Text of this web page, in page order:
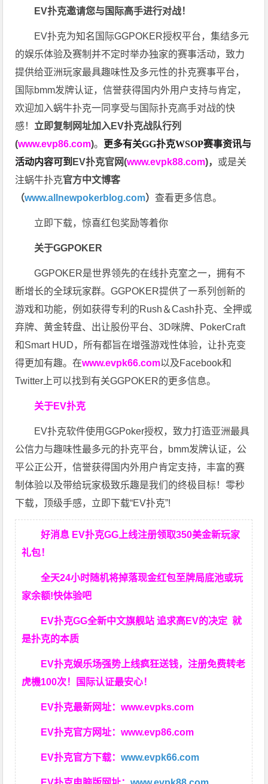
EV扑克邀请您与国际高手进行对战！
EV扑克为知名国际GGPOKER授权平台，集结多元
的娱乐体验及赛制并不定时举办独家的赛事活动，致力
提供给亚洲玩家最具趣味性及多元性的扑克赛事平台，
国际bmm发牌认证，信誉获得国内外用户支持与肯定，
欢迎加入蜗牛扑克一同享受与国际扑克高手对战的快
感！ 立即复制网址加入EV扑克战队行列
(www.evp86.com)。 更多有关GG扑克WSOP赛事资讯与
活动内容可到 EV扑克官网(www.evpk88.com)， 或是关
注蜗牛扑克官方中文博客
（www.allnewpokerblog.com）查看更多信息。
立即下载，惊喜红包奖励等着你
关于GGPOKER
GGPOKER是世界领先的在线扑克室之一，拥有不
断增长的全球玩家群。GGPOKER提供了一系列创新的
游戏和功能，例如获得专利的Rush＆Cash扑克、全押或
弃牌、黄金转盘、出让股份平台、3D咪牌、PokerCraft
和Smart HUD，所有都旨在增强游戏性体验，让扑克变
得更加有趣。在www.evpk66.com以及Facebook和
Twitter上可以找到有关GGPOKER的更多信息。
关于EV扑克
EV扑克软件使用GGPoker授权，致力打造亚洲最具
公信力与趣味性最多元的扑克平台，bmm发牌认证，公
平公正公开，信誉获得国内外用户肯定支持，丰富的赛
制体验以及带给玩家极致乐趣是我们的终极目标！零秒
下载，顶级手感，立即下载“EV扑克”!
好消息 EV扑克GG上线注册领取350美金新玩家
礼包！
全天24小时随机将掉落现金红包至牌局底池或玩
家余额!快体验吧
EV扑克GG全新中文旗舰站 追求高EV的决定就
是扑克的本质
EV扑克娱乐场强势上线疯狂送钱，注册免费转老
虎機100次！国际认证最安心！
EV扑克最新网址：www.evpks.com
EV扑克官方网址：www.evp86.com
EV扑克官方下载：www.evpk66.com